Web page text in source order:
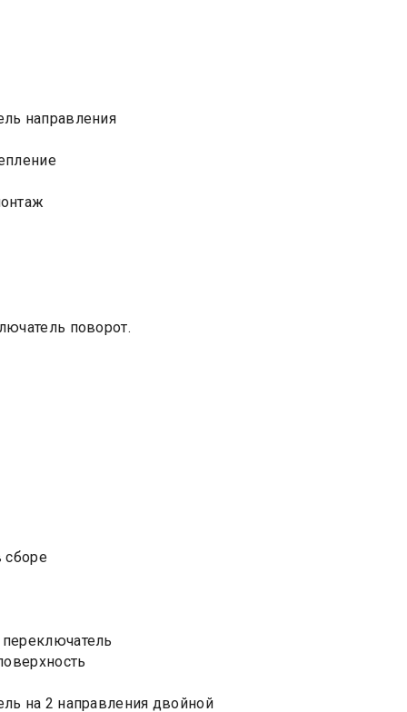
направления
поворот.
сборе
на 2 направления двойной